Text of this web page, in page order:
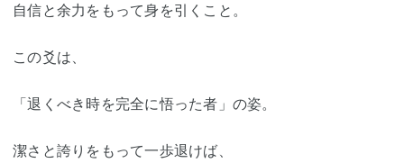
自信と余力をもって身を引くこと。
この爻は、
「退くべき時を完全に悟った者」の姿。
潔さと誇りをもって一歩退けば、